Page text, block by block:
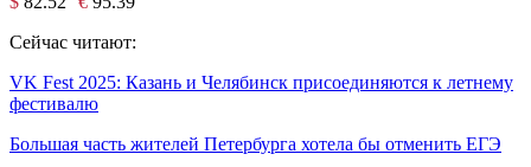
Сейчас читают:
VK Fest 2025: Казань и Челябинск присоединяются к летнему
фестивалю
Большая часть жителей Петербурга хотела бы отменить ЕГЭ